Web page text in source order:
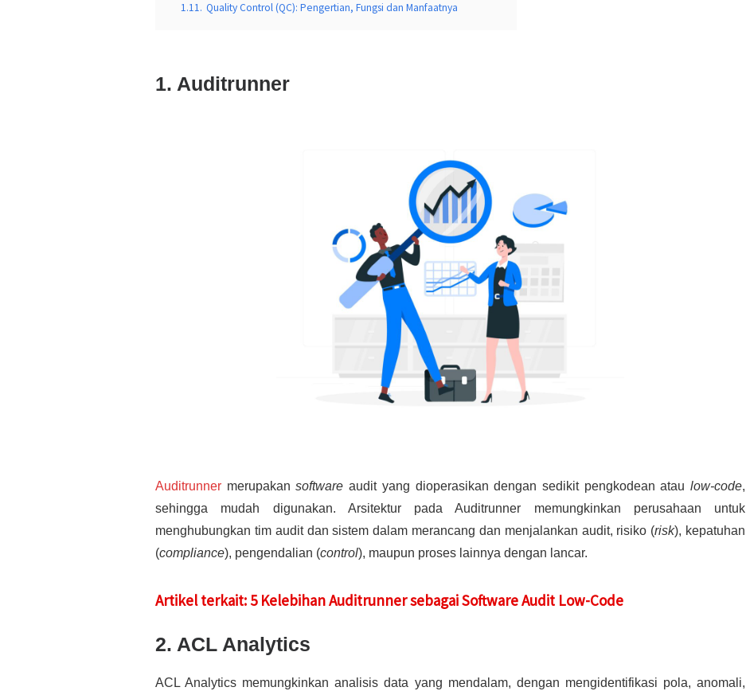
1.11. Quality Control (QC): Pengertian, Fungsi dan Manfaatnya
1. Auditrunner
Auditrunner merupakansoftware audit yang dioperasikan dengan sedikit pengkodean ataulow-code,
sehingga mudah digunakan. Arsitektur pada Auditrunner memungkinkan perusahaan untuk
menghubungkan tim audit dan sistem dalam merancang dan menjalankan audit, risiko (risk), kepatuhan
(compliance), pengendalian (control), maupun proses lainnya dengan lancar.
Artikel terkait: 5 Kelebihan Auditrunner sebagai Software Audit Low-Code
2. ACL Analytics
ACL Analytics memungkinkan analisis data yang mendalam, dengan mengidentifikasi pola, anomali,